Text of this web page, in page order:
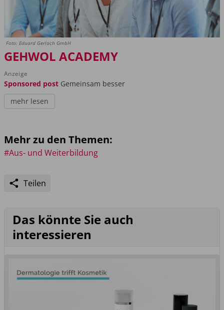
Foto: Eduard Gerlach GmbH
GEHWOL ACADEMY
Anzeige
Sponsored post Gemeinsam besser
mehr lesen
Mehr zu den Themen:
#Aus- und Weiterbildung
Teilen
Das könnte Sie auch
interessieren